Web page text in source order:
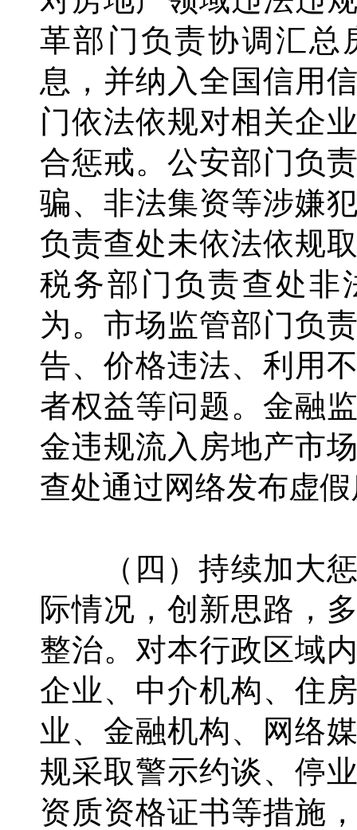
革部门负责协调汇总
息，并纳入全国信用
门依法依规对相关企
合惩戒。公安部门负
骗、非法集资等涉嫌
负责查处未依法依规
税务部门负责查处非
为。市场监管部门负
告、价格违法、利用
者权益等问题。金融
金违规流入房地产市
查处通过网络发布虚
（四）持续加大惩
际情况，创新思路，
整治。对本行政区域
企业、中介机构、住
业、金融机构、网络
规采取警示约谈、停
资质资格证书等措施